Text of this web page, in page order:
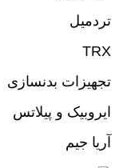
تردمیل
TRX
تجهیزات بدنسازی
ایروبیک و پیلاتس
آریا جیم